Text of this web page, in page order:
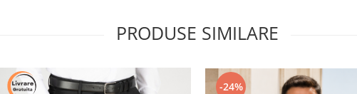
PRODUSE SIMILARE
-24%